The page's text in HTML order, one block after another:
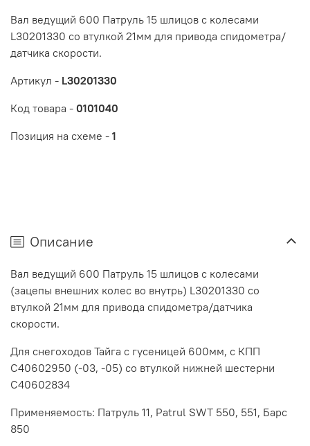
Вал ведущий 600 Патруль 15 шлицов с колесами
L30201330 со втулкой 21мм для привода спидометра/
датчика скорости.
Артикул - L30201330
Код товара - 0101040
Позиция на схеме - 1
Описание
Вал ведущий 600 Патруль 15 шлицов с колесами
(зацепы внешних колес во внутрь) L30201330 со
втулкой 21мм для привода спидометра/датчика
скорости.
Для снегоходов Тайга с гусеницей 600мм, с КПП
С40602950 (-03, -05) со втулкой нижней шестерни
C40602834
Применяемость: Патруль 11, Patrul SWT 550, 551, Барс
850